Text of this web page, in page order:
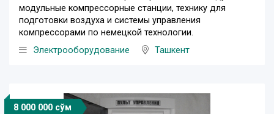
модульные компрессорные станции, технику для
подготовки воздуха и системы управления
компрессорами по немецкой технологии.
Электрооборудование
Ташкент
8 000 000 сўм